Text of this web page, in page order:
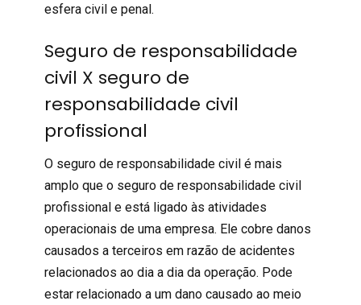
esfera civil e penal.
Seguro de responsabilidade
civil X seguro de
responsabilidade civil
profissional
O seguro de responsabilidade civilé mais
amplo que o seguro de responsabilidade civil
profissionale está ligado às atividades
operacionais de uma empresa. Ele cobre danos
causados a terceiros em razão de acidentes
relacionados ao dia a dia da operação. Pode
estar relacionado a um dano causado ao meio